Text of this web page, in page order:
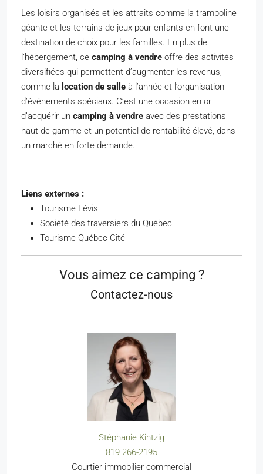
Les loisirs organisés et les attraits comme la trampoline
géante et les terrains de jeux pour enfants en font une
destination de choix pour les familles. En plus de
l’hébergement, ce camping à vendre offre des activités
diversifiées qui permettent d’augmenter les revenus,
comme la location de salle à l’année et l’organisation
d’événements spéciaux. C’est une occasion en or
d’acquérir un camping à vendre avec des prestations
haut de gamme et un potentiel de rentabilité élevé, dans
un marché en forte demande.
Liens externes :
Tourisme Lévis
Société des traversiers du Québec
Tourisme Québec Cité
Vous aimez ce camping ?
Contactez-nous
Stéphanie Kintzig
819 266-2195
Courtier immobilier commercial